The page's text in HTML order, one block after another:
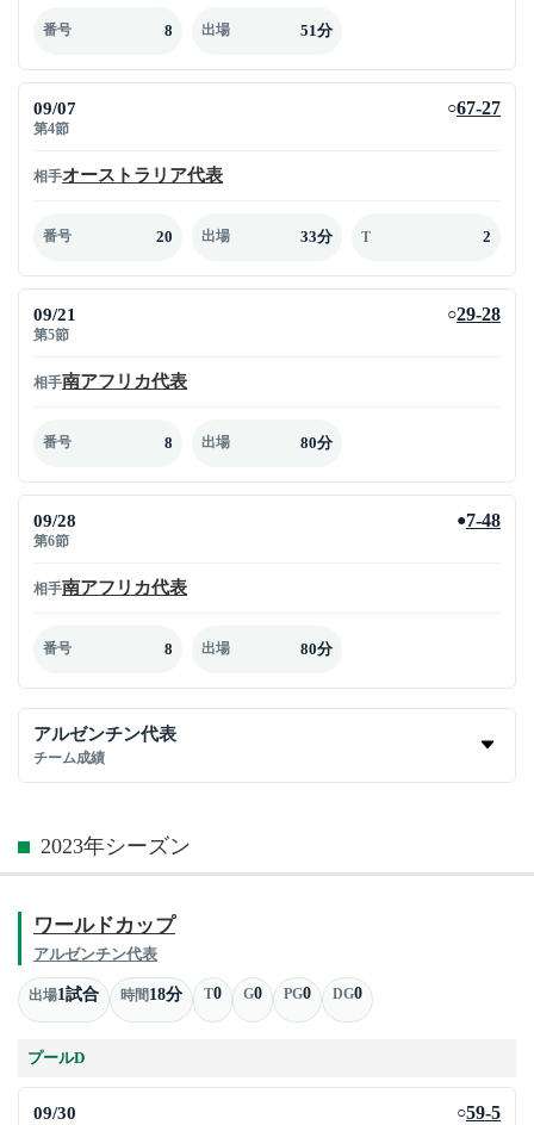
番号 8 出場 51分
09/07
第4節
○67-27
相手オーストラリア代表
番号 20 出場 33分 T 2
09/21
第5節
○29-28
相手南アフリカ代表
番号 8 出場 80分
09/28
第6節
●7-48
相手南アフリカ代表
番号 8 出場 80分
アルゼンチン代表
チーム成績
2023年シーズン
ワールドカップ
アルゼンチン代表
出場1試合 時間18分 T0 G0 PG0 DG0
プールD
09/30 ○59-5